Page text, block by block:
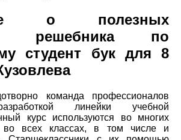
о полезных
решебника по
студент бук для 8
команда профессионалов
линейки учебной
курс используются во многих
во всех классах, в том числе и